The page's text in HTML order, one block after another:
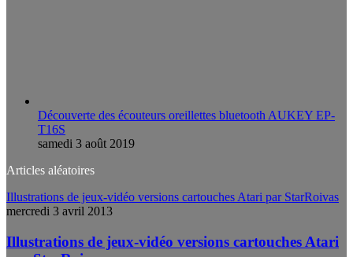
Découverte des écouteurs oreillettes bluetooth AUKEY EP-
T16S
samedi 3 août 2019
Articles aléatoires
Illustrations de jeux-vidéo versions cartouches Atari par StarRoivas
mercredi 3 avril 2013
Illustrations de jeux-vidéo versions cartouches Atari